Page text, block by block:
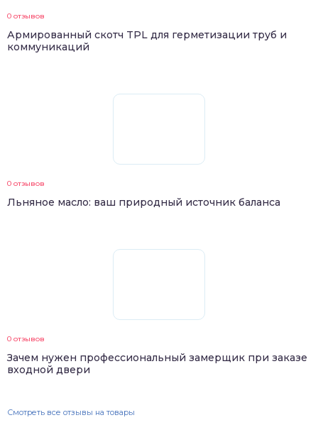
0 отзывов
Армированный скотч TPL для герметизации труб и
коммуникаций
0 отзывов
Льняное масло: ваш природный источник баланса
0 отзывов
Зачем нужен профессиональный замерщик при заказе
входной двери
Смотреть все отзывы на товары